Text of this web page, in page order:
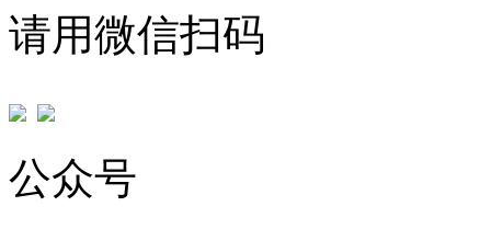
请用微信扫码
公众号